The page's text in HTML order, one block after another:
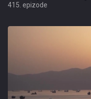
415. epizode